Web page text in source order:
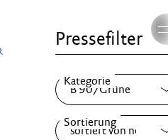
Pressefilter